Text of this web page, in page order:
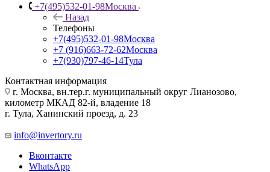
+7(495)532-01-98Москва
Назад
Телефоны
+7(495)532-01-98Москва
+7 (916)663-72-62Москва
+7(930)797-46-14Тула
Контактная информация
г. Москва, вн.тер.г. муниципальный округ Лианозово,
километр МКАД 82-й, владение 18
г. Тула, Ханинский проезд, д. 23
info@invertory.ru
Вконтакте
WhatsApp